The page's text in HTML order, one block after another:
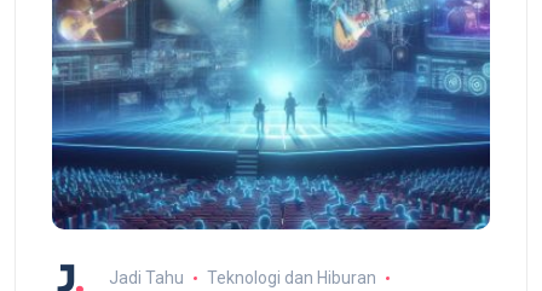
Jadi Tahu
Teknologi dan Hiburan